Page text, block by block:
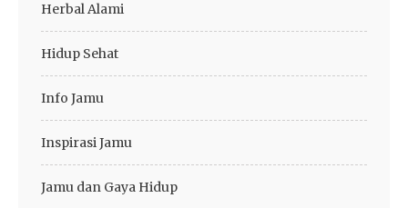
Herbal Alami
Hidup Sehat
Info Jamu
Inspirasi Jamu
Jamu dan Gaya Hidup